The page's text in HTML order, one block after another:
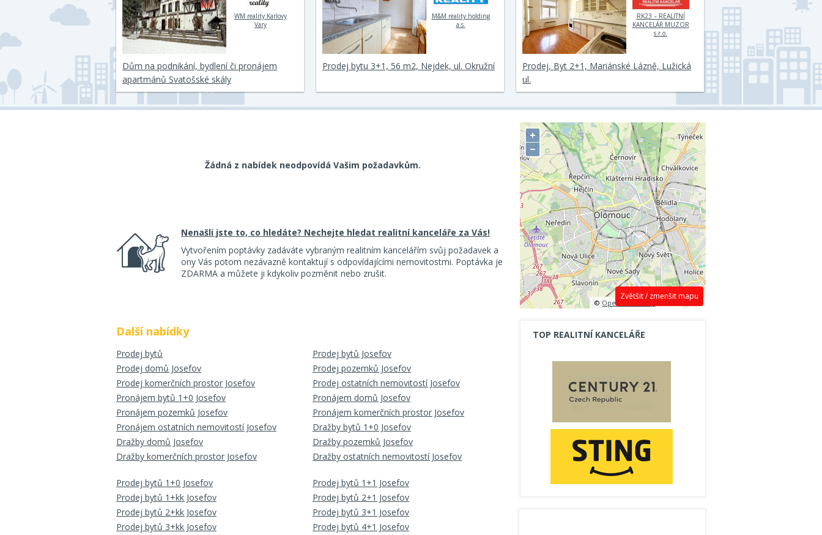
WM reality Karlovy
Vary
Dům na podnikání, bydlení či pronájem
apartmánů Svatošské skály
M&M reality holding
a.s.
Prodej bytu 3+1, 56 m2, Nejdek, ul. Okružní
RK23 – REALITNÍ
KANCELÁŘ MUZOR
s.r.o.
Prodej, Byt 2+1, Mariánské Lázně, Lužická
ul.
Žádná z nabídek neodpovídá Vašim požadavkům.
Nenašli jste to, co hledáte? Nechejte hledat realitní kanceláře za Vás!
Vytvořením poptávky zadáváte vybraným realitním kancelářím svůj požadavek a
ony Vás potom nezávazně kontaktují s odpovídajícími nemovitostmi. Poptávka je
ZDARMA a můžete ji kdykoliv pozměnit nebo zrušit.
Další nabídky
Prodej bytů
Prodej bytů Josefov
Prodej domů Josefov
Prodej pozemků Josefov
Prodej komerčních prostor Josefov
Prodej ostatních nemovitostí Josefov
Pronájem bytů 1+0 Josefov
Pronájem domů Josefov
Pronájem pozemků Josefov
Pronájem komerčních prostor Josefov
Pronájem ostatních nemovitostí Josefov
Dražby bytů 1+0 Josefov
Dražby domů Josefov
Dražby pozemků Josefov
Dražby komerčních prostor Josefov
Dražby ostatních nemovitostí Josefov
Prodej bytů 1+0 Josefov
Prodej bytů 1+1 Josefov
Prodej bytů 1+kk Josefov
Prodej bytů 2+1 Josefov
Prodej bytů 2+kk Josefov
Prodej bytů 3+1 Josefov
Prodej bytů 3+kk Josefov
Prodej bytů 4+1 Josefov
Zvětšit / zmenšit mapu
+
−
©OpenStreetMap contributors.
TOP REALITNÍ KANCELÁŘE